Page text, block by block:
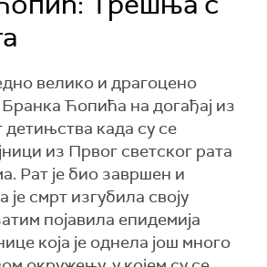
велико и драгоцено
Ћопића на догађај из
детињства када су се
из Првог светског рата
Рат је био завршен и
је смрт изгубила своју
појавила епидемија
која је однела још много